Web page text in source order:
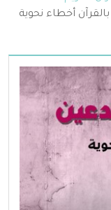
أخطاء نحوية